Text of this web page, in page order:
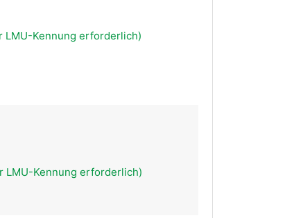
LMU-Kennung erforderlich)
LMU-Kennung erforderlich)